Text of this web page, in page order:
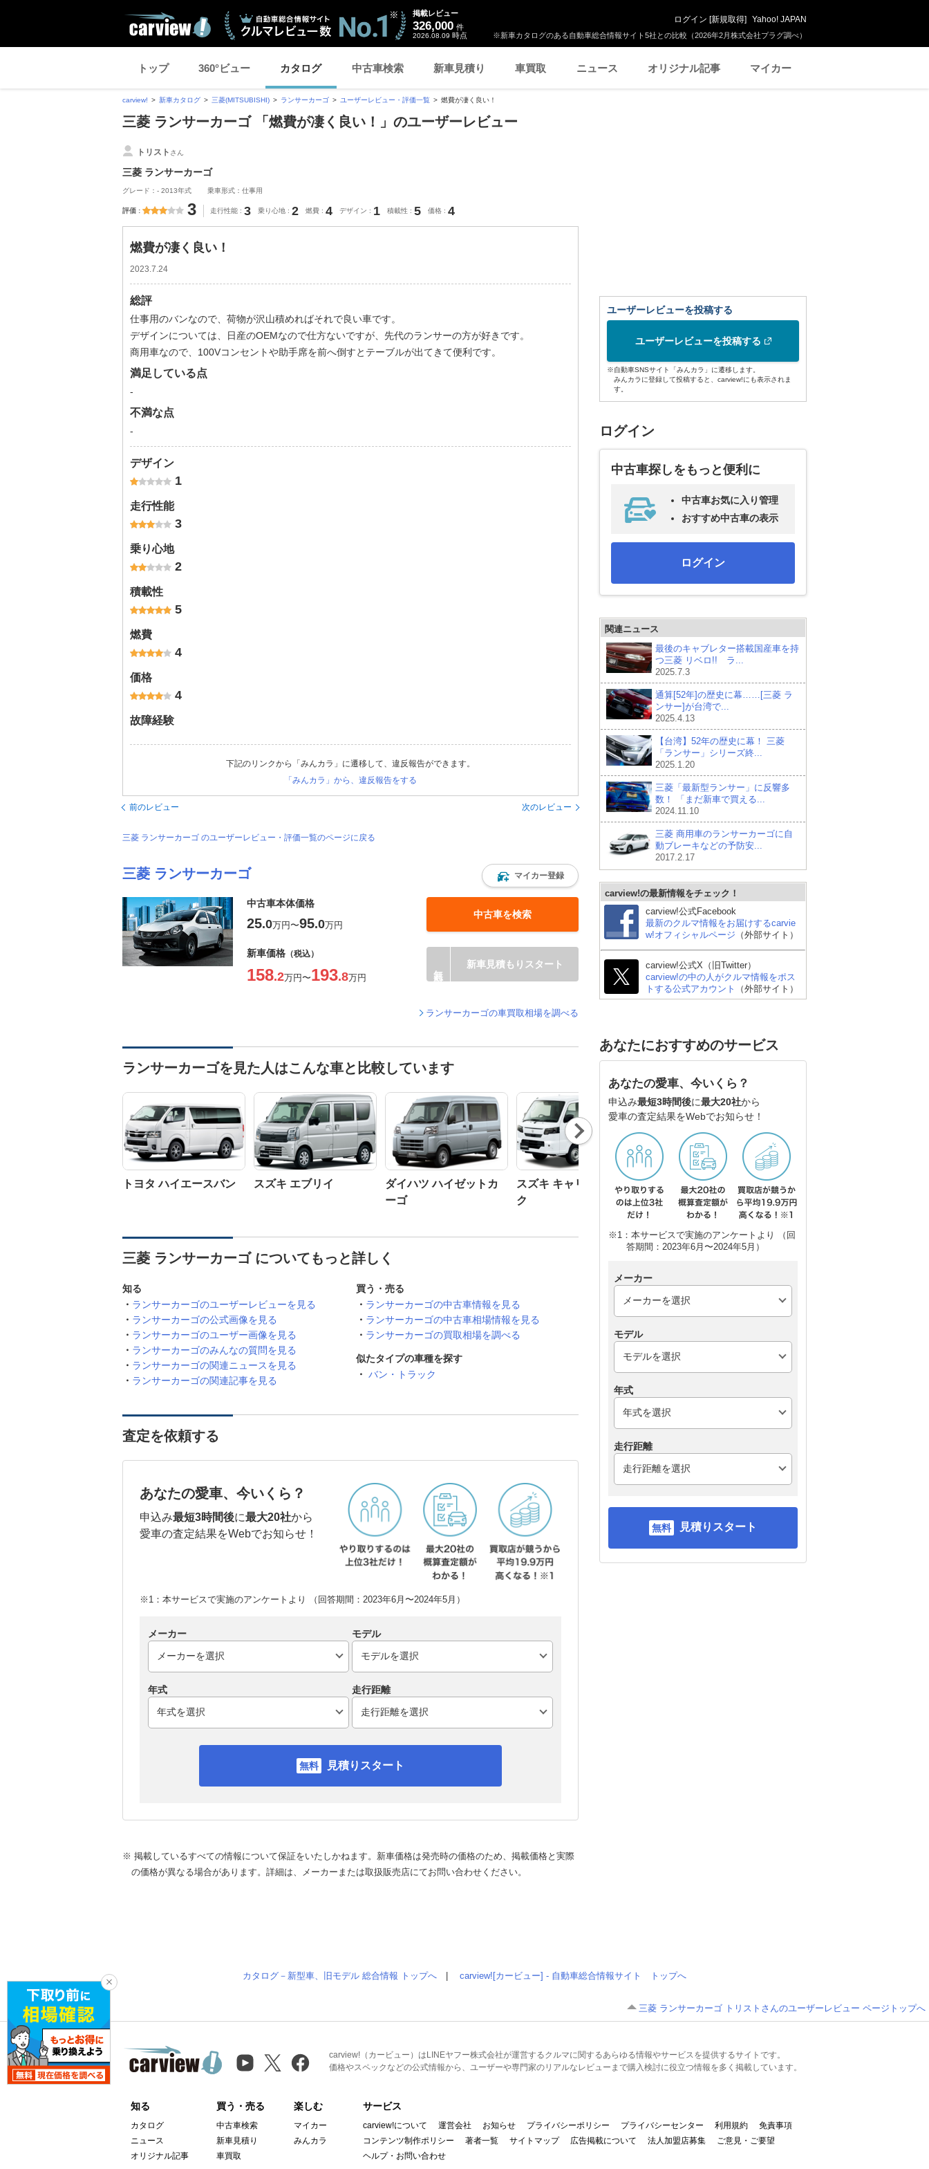
※新車カタログのある自動車総合情報サイト5社との比較（2026年2月株式会社プラグ調べ）
掲載レビュー
326,000 件
2026.08.09 時点
ログイン [新規取得] Yahoo! JAPAN
トップ 360°ビュー カタログ 中古車検索 新車見積り 車買取 ニュース オリジナル記事 マイカー
carview! 新車カタログ 三菱(MITSUBISHI) ランサーカーゴ ユーザーレビュー・評価一覧 燃費が凄く良い！
三菱 ランサーカーゴ 「燃費が凄く良い！」のユーザーレビュー
トリスト さん
三菱 ランサーカーゴ
グレード：- 2013年式 乗車形式：仕事用
評価 3 走行性能 3 乗り心地 2 燃費 4 デザイン 1 積載性 5 価格 4
燃費が凄く良い！
2023.7.24
総評
仕事用のバンなので、荷物が沢山積めればそれで良い車です。
デザインについては、日産のOEMなので仕方ないですが、先代のランサーの方が好きです。
商用車なので、100Vコンセントや助手席を前へ倒すとテーブルが出てきて便利です。
満足している点
-
不満な点
-
デザイン
1
走行性能
3
乗り心地
2
積載性
5
燃費
4
価格
4
故障経験
下記のリンクから「みんカラ」に遷移して、違反報告ができます。
「みんカラ」から、違反報告をする
前のレビュー 次のレビュー
三菱 ランサーカーゴ のユーザーレビュー・評価一覧のページに戻る
三菱 ランサーカーゴ マイカー登録
中古車本体価格
25.0万円〜95.0万円
中古車を検索
新車価格 （税込）
158.2万円〜193.8万円
新車見積もりスタート
ランサーカーゴの車買取相場を調べる
ランサーカーゴを見た人はこんな車と比較しています
トヨタ ハイエースバン スズキ エブリイ
ダイハツ ハイゼットカ
ーゴ
スズキ キャリイトラッ
ク
スバル サンバー 日産 キャラバン
Nex
t
三菱 ランサーカーゴ についてもっと詳しく
知る
ランサーカーゴのユーザーレビューを見る
ランサーカーゴの公式画像を見る
ランサーカーゴのユーザー画像を見る
ランサーカーゴのみんなの質問を見る
ランサーカーゴの関連ニュースを見る
ランサーカーゴの関連記事を見る
買う・売る
ランサーカーゴの中古車情報を見る
ランサーカーゴの中古車相場情報を見る
ランサーカーゴの買取相場を調べる
似たタイプの車種を探す
バン・トラック
査定を依頼する
あなたの愛車、今いくら？
申込み最短3時間後に最大20社から
愛車の査定結果をWebでお知らせ！
※1：本サービスで実施のアンケートより （回答期間：2023年6月〜2024年5月）
メーカー モデル
年式 走行距離
見積りスタート
※ 掲載しているすべての情報について保証をいたしかねます。新車価格は発売時の価格のため、掲載価格と実際
の価格が異なる場合があります。詳細は、メーカーまたは取扱販売店にてお問い合わせください。
ユーザーレビューを投稿する
ユーザーレビューを投稿する
※自動車SNSサイト「みんカラ」に遷移します。
みんカラに登録して投稿すると、carview!にも表示されま
す。
ログイン
中古車探しをもっと便利に
中古車お気に入り管理
おすすめ中古車の表示
ログイン
関連ニュース
最後のキャブレター搭載国産車を持
つ三菱 リベロ!! ラ...
2025.7.3
通算[52年]の歴史に幕……[三菱 ラ
ンサー]が台湾で...
2025.4.13
【台湾】52年の歴史に幕！ 三菱
「ランサー」シリーズ終...
2025.1.20
三菱「最新型ランサー」に反響多
数！ 「まだ新車で買える...
2024.11.10
三菱 商用車のランサーカーゴに自
動ブレーキなどの予防安...
2017.2.17
carview!の最新情報をチェック！
carview!公式Facebook
最新のクルマ情報をお届けするcarvie
w!オフィシャルページ （外部サイト）
carview!公式X（旧Twitter）
carview!の中の人がクルマ情報をポス
トする公式アカウント
（外部サイト）
あなたにおすすめのサービス
あなたの愛車、今いくら？
申込み最短3時間後に最大20社から
愛車の査定結果をWebでお知らせ！
※1：本サービスで実施のアンケートより （回
答期間：2023年6月〜2024年5月）
メーカー
モデル
年式
走行距離
見積りスタート
カタログ－新型車、旧モデル 総合情報 トップへ carview![カービュー] - 自動車総合情報サイト トップへ
三菱 ランサーカーゴ トリストさんのユーザーレビュー ページトップへ
carview!（カービュー）はLINEヤフー株式会社が運営するクルマに関するあらゆる情報やサービスを提供するサイトです。
価格やスペックなどの公式情報から、ユーザーや専門家のリアルなレビューまで購入検討に役立つ情報を多く掲載しています。
知る
カタログ
ニュース
オリジナル記事
買う・売る
中古車検索
新車見積り
車買取
楽しむ
マイカー
みんカラ
サービス
carview!について 運営会社 お知らせ プライバシーポリシー プライバシーセンター 利用規約
免責事項
コンテンツ制作ポリシー
著者一覧 サイトマップ 広告掲載について 法人加盟店募集
ご意見・ご要望
ヘルプ・お問い合わせ